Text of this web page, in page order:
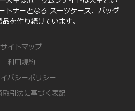
トナーとなる スーツケース、バッグ
を作り続けています。
サイトマップ
利用規約
バシーポリシー
取引法に基づく表記